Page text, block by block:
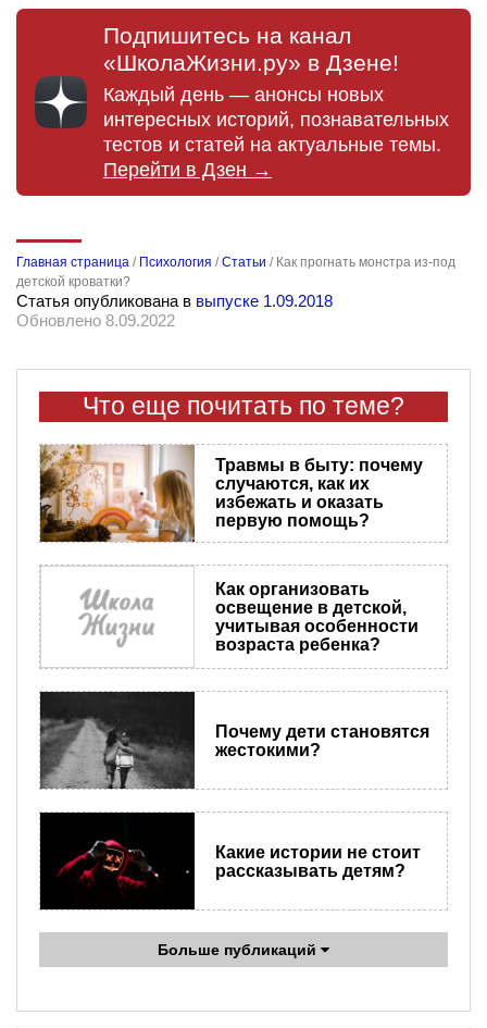
Подпишитесь на канал
«ШколаЖизни.ру» в Дзене!
Каждый день — анонсы новых
интересных историй, познавательных
тестов и статей на актуальные темы.
Перейти в Дзен →
Главная страница / Психология /Статьи / Как прогнать монстра из-под
детской кроватки?
Статья опубликована в выпуске 1.09.2018
Обновлено 8.09.2022
Что еще почитать по теме?
Травмы в быту: почему
случаются, как их
избежать и оказать
первую помощь?
Как организовать
освещение в детской,
учитывая особенности
возраста ребенка?
Почему дети становятся
жестокими?
Какие истории не стоит
рассказывать детям?
Больше публикаций